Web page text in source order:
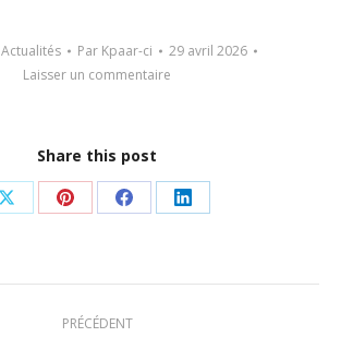
Actualités Par Kpaar-ci
29 avril 2026
Laisser un commentaire
Share this post
Partager
X
Partager
Pinterest
Partager
Facebook
Partager
LinkedIn
PRÉCÉDENT